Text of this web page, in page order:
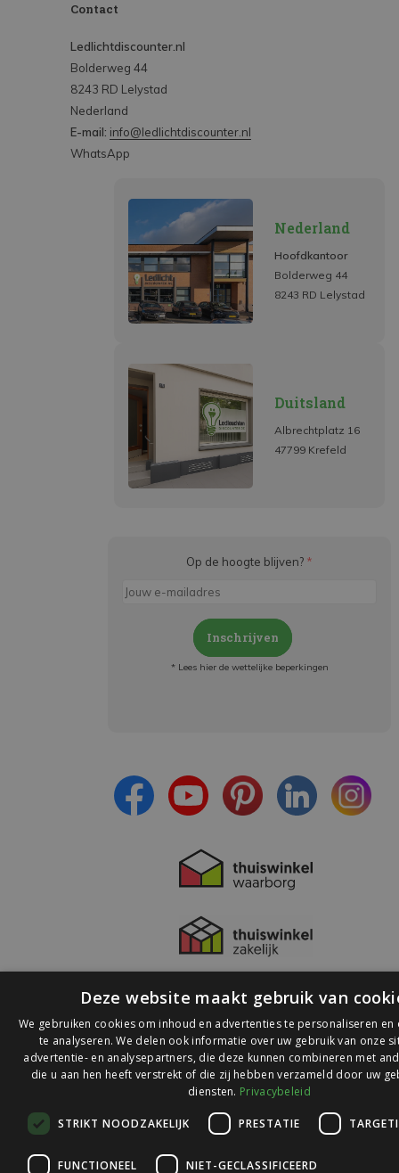
Contact
Ledlichtdiscounter.nl
Bolderweg 44
8243 RD Lelystad
Nederland
E-mail: info@ledlichtdiscounter.nl
WhatsApp
Nederland
Hoofdkantoor
Bolderweg 44
8243 RD Lelystad
Duitsland
Albrechtplatz 16
47799 Krefeld
Op de hoogte blijven? *
Inschrijven
* Lees hier de wettelijke beperkingen
© 2026 Ledlichtdiscounter.nl
op
Webwinkelkeur
Deze website maakt gebruik van
We gebruiken cookies om inhoud en advertenties te personaliseren en
te analyseren. We delen ook informatie over uw gebruik van onze
advertentie- en analysepartners, die deze kunnen combineren met
die u aan hen heeft verstrekt of die zij hebben verzameld door uw
diensten. Privacybeleid
STRIKT NOODZAKELIJK PRESTATIE
FUNCTIONEEL NIET-GECLASSIFICEERD